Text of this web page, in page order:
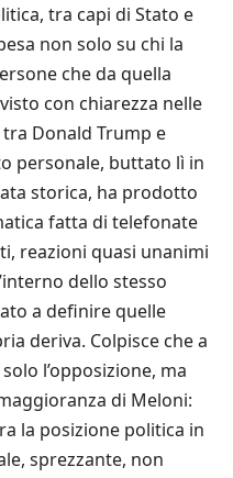
tra capi di Stato e
non solo su chi la
che da quella
con chiarezza nelle
Donald Trump e
personale, buttato lì in
storica, ha prodotto
fatta di telefonate
reazioni quasi unanimi
dello stesso
a definire quelle
deriva. Colpisce che a
l’opposizione, ma
di Meloni:
la posizione politica in
sprezzante, non